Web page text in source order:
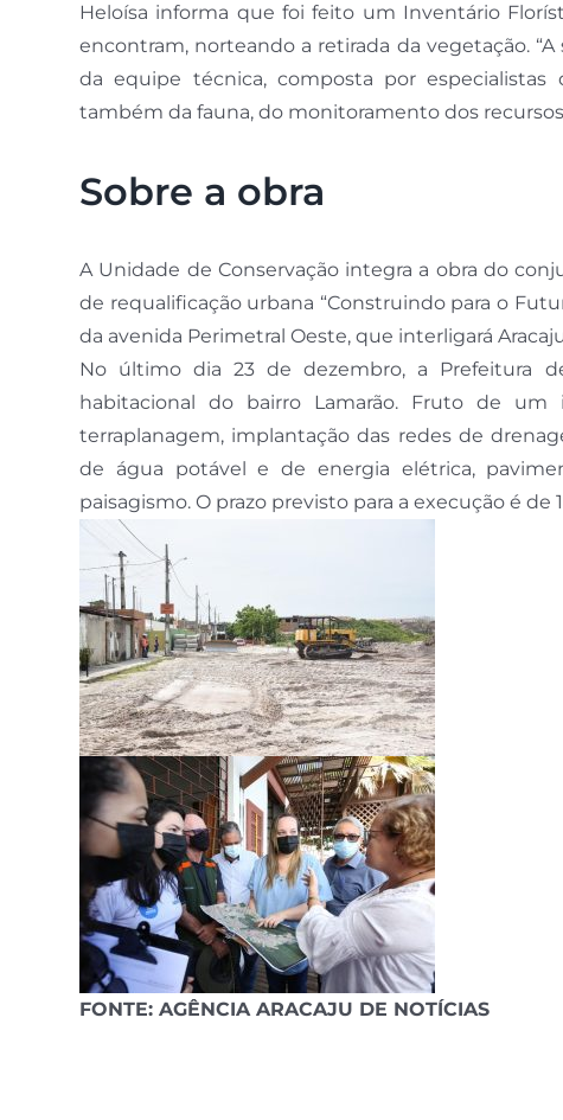
Heloísa informa que foi feito um Inventário
encontram, norteando a retirada da vegetação.
da equipe técnica, composta por
também da fauna, do monitoramento dos
Sobre a obra
A Unidade de Conservação integra a obra do
de requalificação urbana “Construindo para o
da avenida Perimetral Oeste, que interligará
No último dia 23 de dezembro, a Prefeitura
habitacional do bairro Lamarão. Fruto de
terraplanagem, implantação das redes de
de água potável e de energia elétrica,
paisagismo. O prazo previsto para a execução é de
FONTE: AGÊNCIA ARACAJU DE NOTÍCIAS